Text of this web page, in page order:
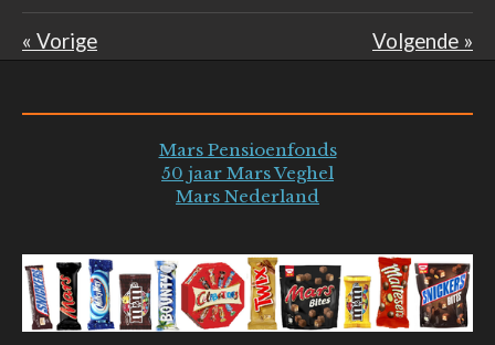
« Vorige Volgende »
Mars Pensioenfonds
50 jaar Mars Veghel
Mars Nederland